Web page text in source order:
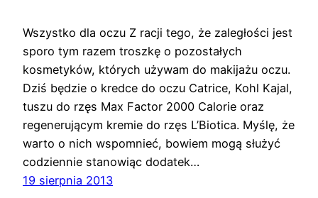
Wszystko dla oczu Z racji tego, że zaległości jest
sporo tym razem troszkę o pozostałych
kosmetyków, których używam do makijażu oczu.
Dziś będzie o kredce do oczu Catrice, Kohl Kajal,
tuszu do rzęs Max Factor 2000 Calorie oraz
regenerującym kremie do rzęs L’Biotica. Myślę, że
warto o nich wspomnieć, bowiem mogą służyć
codziennie stanowiąc dodatek…
19 sierpnia 2013